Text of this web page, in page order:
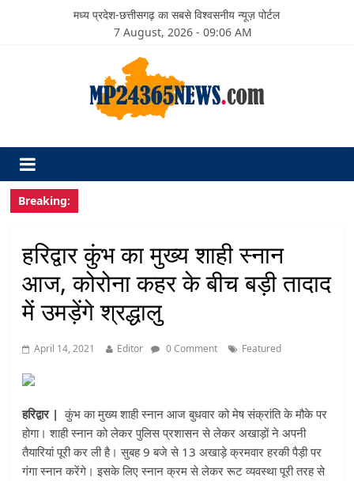
मध्य प्रदेश-छत्तीसगढ़ का सबसे विश्वसनीय न्यूज़ पोर्टल
7 August, 2026 - 09:06 AM
Breaking:
हरिद्वार कुंभ का मुख्य शाही स्नान
आज, कोरोना कहर के बीच बड़ी तादाद
में उमड़ेंगे श्रद्धालु
April 14, 2021 Editor 0 Comment Featured
हरिद्वार | कुंभ का मुख्य शाही स्नान आज बुधवार को मेष संक्रांति के मौके पर
होगा। शाही स्नान को लेकर पुलिस प्रशासन से लेकर अखाड़ों ने अपनी
तैयारियां पूरी कर ली है। सुबह 9 बजे से 13 अखाड़े क्रमवार हरकी पैड़ी पर
गंगा स्नान करेंगे। इसके लिए स्नान क्रम से लेकर रूट व्यवस्था पूरी तरह से